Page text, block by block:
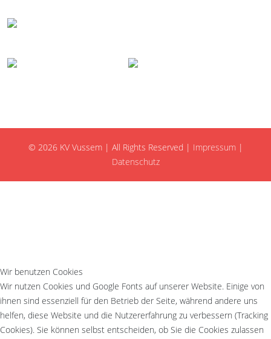
© 2026 KV Vussem | All Rights Reserved | Impressum|
Datenschutz
Wir benutzen Cookies
Wir nutzen Cookies und Google Fonts auf unserer Website. Einige von
ihnen sind essenziell für den Betrieb der Seite, während andere uns
helfen, diese Website und die Nutzererfahrung zu verbessern (Tracking
Cookies). Sie können selbst entscheiden, ob Sie die Cookies zulassen